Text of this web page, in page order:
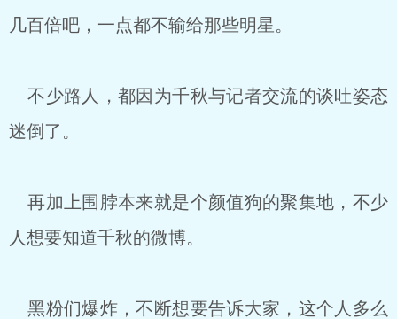
几百倍吧，一点都不输给那些明星。
不少路人，都因为千秋与记者交流的谈吐姿态
迷倒了。
再加上围脖本来就是个颜值狗的聚集地，不少
人想要知道千秋的微博。
黑粉们爆炸，不断想要告诉大家，这个人多么